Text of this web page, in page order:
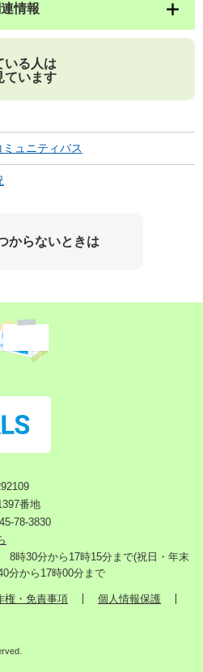
情報
いる人は
ています
ュニティバス
からないときは
番地
78-3830
時30分から17時15分まで(祝日・年末
分から17時00分まで
権・免責事項
個人情報保護